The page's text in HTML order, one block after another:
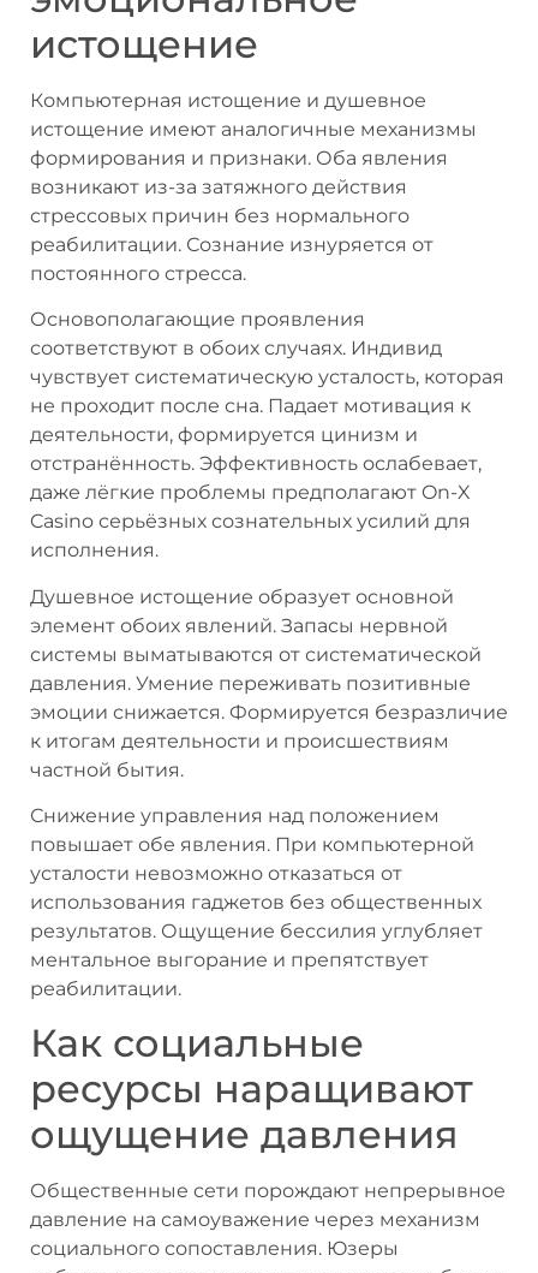
истощение
Компьютерная истощение и душевное
истощение имеют аналогичные механизмы
формирования и признаки. Оба явления
возникают из-за затяжного действия
стрессовых причин без нормального
реабилитации. Сознание изнуряется от
постоянного стресса.
Основополагающие проявления
соответствуют в обоих случаях. Индивид
чувствует систематическую усталость, которая
не проходит после сна. Падает мотивация к
деятельности, формируется цинизм и
отстранённость. Эффективность ослабевает,
даже лёгкие проблемы предполагают On-X
Casino серьёзных сознательных усилий для
исполнения.
Душевное истощение образует основной
элемент обоих явлений. Запасы нервной
системы выматываются от систематической
давления. Умение переживать позитивные
эмоции снижается. Формируется безразличие
к итогам деятельности и происшествиям
частной бытия.
Снижение управления над положением
повышает обе явления. При компьютерной
усталости невозможно отказаться от
использования гаджетов без общественных
результатов. Ощущение бессилия углубляет
ментальное выгорание и препятствует
реабилитации.
Как социальные
ресурсы наращивают
ощущение давления
Общественные сети порождают непрерывное
давление на самоуважение через механизм
социального сопоставления. Юзеры